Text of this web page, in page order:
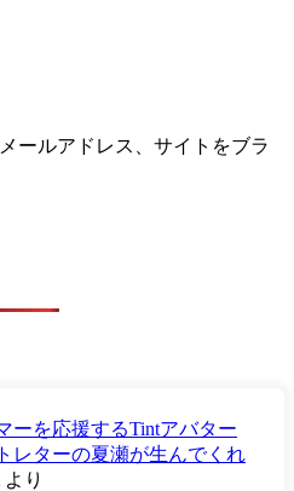
ールアドレス、サイトをブラ
ーを応援するTintアバター
レターの夏瀬が生んでくれ
より